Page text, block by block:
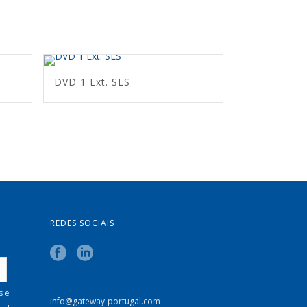
DVD 1 Ext. SLS
e
REDES SOCIAIS
info@gateway-portugal.com